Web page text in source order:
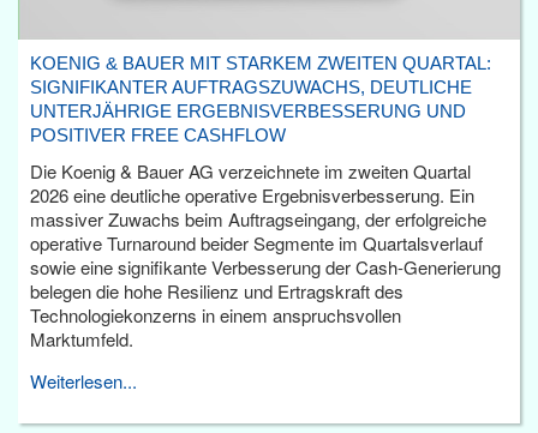
KOENIG & BAUER MIT STARKEM ZWEITEN QUARTAL:
SIGNIFIKANTER AUFTRAGSZUWACHS, DEUTLICHE
UNTERJÄHRIGE ERGEBNISVERBESSERUNG UND
POSITIVER FREE CASHFLOW
Die Koenig & Bauer AG verzeichnete im zweiten Quartal
2026 eine deutliche operative Ergebnisverbesserung. Ein
massiver Zuwachs beim Auftragseingang, der erfolgreiche
operative Turnaround beider Segmente im Quartalsverlauf
sowie eine signifikante Verbesserung der Cash-Generierung
belegen die hohe Resilienz und Ertragskraft des
Technologiekonzerns in einem anspruchsvollen
Marktumfeld.
Weiterlesen...